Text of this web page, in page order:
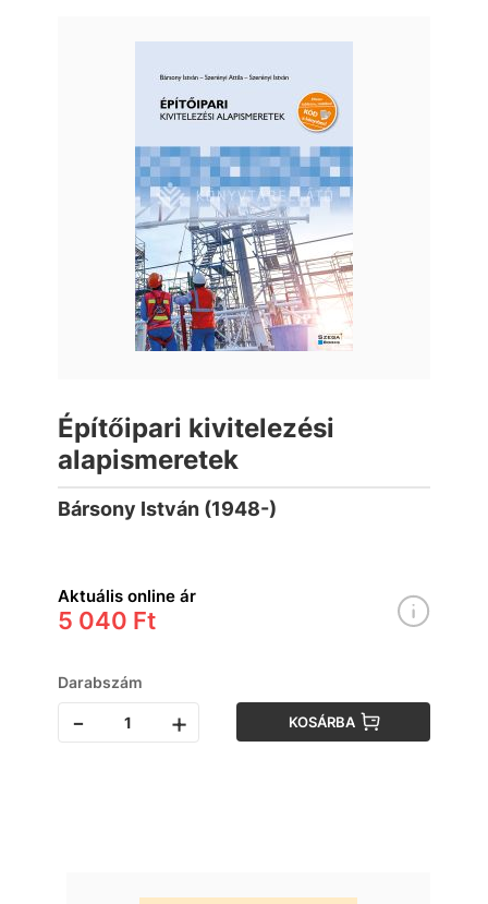
Építőipari kivitelezési
alapismeretek
Bársony István (1948-)
Aktuális online ár
5 040 Ft
Darabszám
- + KOSÁRBA